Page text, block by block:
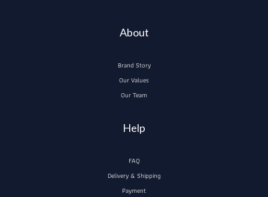
About
Brand Story
Our Values
Our Team
Help
FAQ
Delivery & Shipping
Payment